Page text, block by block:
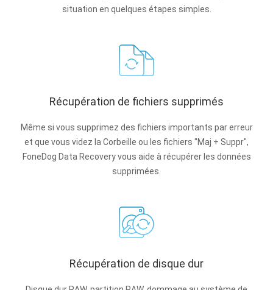
situation en quelques étapes simples.
Récupération de fichiers supprimés
Même si vous supprimez des fichiers importants par erreur
et que vous videz la Corbeille ou les fichiers "Maj + Suppr",
FoneDog Data Recovery vous aide à récupérer les données
supprimées.
Récupération de disque dur